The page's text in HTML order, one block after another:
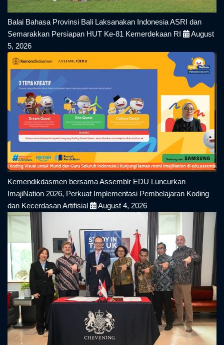
Balai Bahasa Provinsi Bali Laksanakan Indonesia ASRI dan
Semarakkan Persiapan HUT Ke-81 Kemerdekaan RI
August
5, 2026
Kemendikdasmen bersama Assemblr EDU Luncurkan
ImajiNation 2026, Perkuat Implementasi Pembelajaran Koding
dan Kecerdasan Artifisial
August 4, 2026